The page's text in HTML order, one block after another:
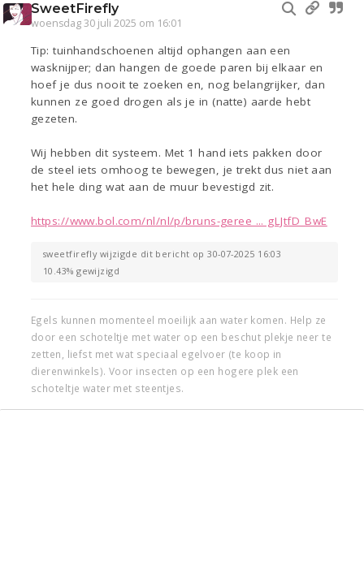
SweetFirefly
woensdag 30 juli 2025 om 16:01
Tip: tuinhandschoenen altijd ophangen aan een
wasknijper; dan hangen de goede paren bij elkaar en
hoef je dus nooit te zoeken en, nog belangrijker, dan
kunnen ze goed drogen als je in (natte) aarde hebt
gezeten.
Wij hebben dit systeem. Met 1 hand iets pakken door
de steel iets omhoog te bewegen, je trekt dus niet aan
het hele ding wat aan de muur bevestigd zit.
https://www.bol.com/nl/nl/p/bruns-geree ... gLJtfD_BwE
sweetfirefly wijzigde dit bericht op 30-07-2025 16:03
10.43% gewijzigd
Egels kunnen momenteel moeilijk aan water komen. Help ze
door een schoteltje met water op een beschut plekje neer te
zetten, liefst met wat speciaal egelvoer (te koop in
dierenwinkels). Voor insecten op een hogere plek een
schoteltje water met steentjes.